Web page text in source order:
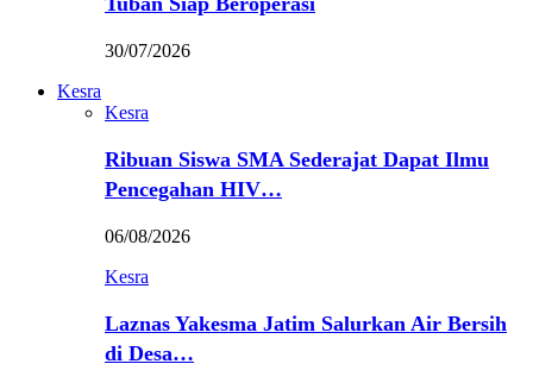
30/07/2026
Kesra
Kesra
Ribuan Siswa SMA Sederajat Dapat Ilmu
Pencegahan HIV…
06/08/2026
Kesra
Laznas Yakesma Jatim Salurkan Air Bersih
di Desa…